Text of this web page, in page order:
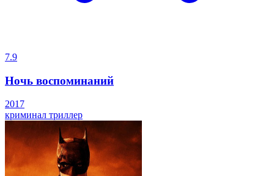
7.9
Ночь воспоминаний
2017
криминал триллер